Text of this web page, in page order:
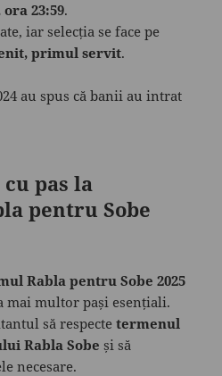
23:59.
iar selecția se face pe
primul servit.
au spus că banii au intrat
pas la
pentru Sobe
Rabla pentru Sobe 2025
mai multor pași esențiali.
să respectetermenul
Rabla Sobe și să
necesare.